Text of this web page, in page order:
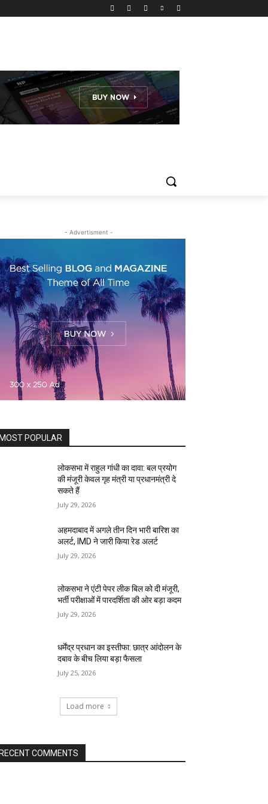
- Advertisment -
POPULAR
लोकसभा में राहुल गांधी का दावा: बल प्रयोग
की मंजूरी केवल गृह मंत्री या प्रधानमंत्री दे
सकते हैं
July 29, 2026
अहमदाबाद में अगले तीन दिन भारी बारिश का
अलर्ट, IMD ने जारी किया रेड अलर्ट
July 29, 2026
लोकसभा ने एंटी पेपर लीक बिल को दी मंजूरी,
भर्ती परीक्षाओं में पारदर्शिता की ओर बड़ा कदम
July 29, 2026
धर्मेंद्र प्रधान का इस्तीफा: छात्र आंदोलन के
दबाव के बीच लिया बड़ा फैसला
July 25, 2026
Load more
COMMENTS